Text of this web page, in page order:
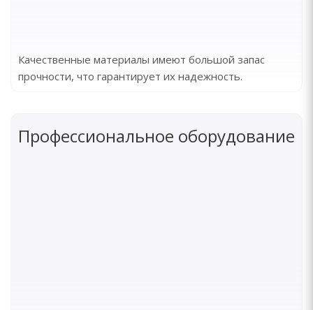
Качественные материалы имеют большой запас
прочности, что гарантирует их надежность.
Профессиональное оборудование